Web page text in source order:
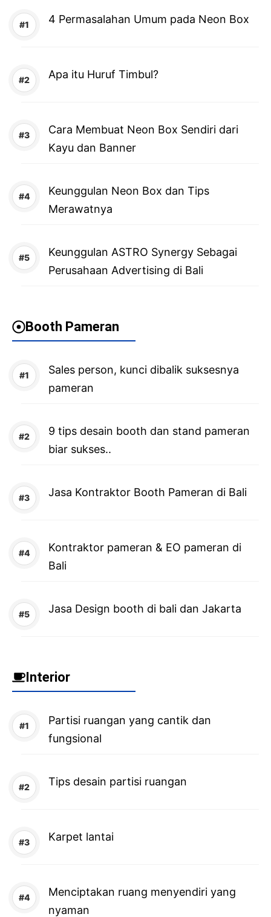
4 Permasalahan Umum pada Neon Box
Apa itu Huruf Timbul?
Cara Membuat Neon Box Sendiri dari
Kayu dan Banner
Keunggulan Neon Box dan Tips
Merawatnya
Keunggulan ASTRO Synergy Sebagai
Perusahaan Advertising di Bali
Booth Pameran
Sales person, kunci dibalik suksesnya
pameran
9 tips desain booth dan stand pameran
biar sukses..
Jasa Kontraktor Booth Pameran di Bali
Kontraktor pameran & EO pameran di
Bali
Jasa Design booth di bali dan Jakarta
Interior
Partisi ruangan yang cantik dan
fungsional
Tips desain partisi ruangan
Karpet lantai
Menciptakan ruang menyendiri yang
nyaman